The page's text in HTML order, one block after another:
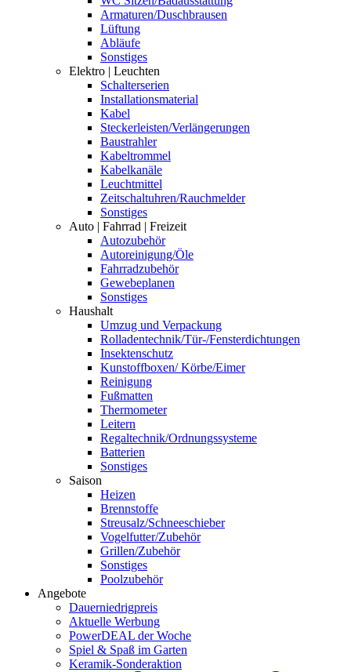
Armaturen/Duschbrausen
Lüftung
Abläufe
Sonstiges
Elektro | Leuchten
Schalterserien
Installationsmaterial
Kabel
Steckerleisten/Verlängerungen
Baustrahler
Kabeltrommel
Kabelkanäle
Leuchtmittel
Zeitschaltuhren/Rauchmelder
Sonstiges
Auto | Fahrrad | Freizeit
Autozubehör
Autoreinigung/Öle
Fahrradzubehör
Gewebeplanen
Sonstiges
Haushalt
Umzug und Verpackung
Rolladentechnik/Tür-/Fensterdichtungen
Insektenschutz
Kunstoffboxen/ Körbe/Eimer
Reinigung
Fußmatten
Thermometer
Leitern
Regaltechnik/Ordnungssysteme
Batterien
Sonstiges
Saison
Heizen
Brennstoffe
Streusalz/Schneeschieber
Vogelfutter/Zubehör
Grillen/Zubehör
Sonstiges
Poolzubehör
Angebote
Dauerniedrigpreis
Aktuelle Werbung
PowerDEAL der Woche
Spiel & Spaß im Garten
Keramik-Sonderaktion